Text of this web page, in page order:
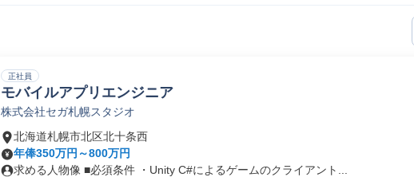
正社員
モバイルアプリエンジニア
株式会社セガ札幌スタジオ
北海道札幌市北区北十条西
年俸350万円～800万円
求める人物像 ■必須条件 ・Unity C#によるゲームのクライアント...